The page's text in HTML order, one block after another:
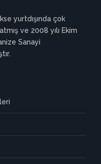
yurtdışında çok
ve 2008 yılı Ekim
Sanayi